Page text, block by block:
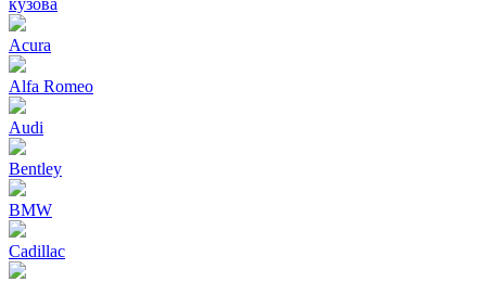
кузова
Acura
Alfa Romeo
Audi
Bentley
BMW
Cadillac